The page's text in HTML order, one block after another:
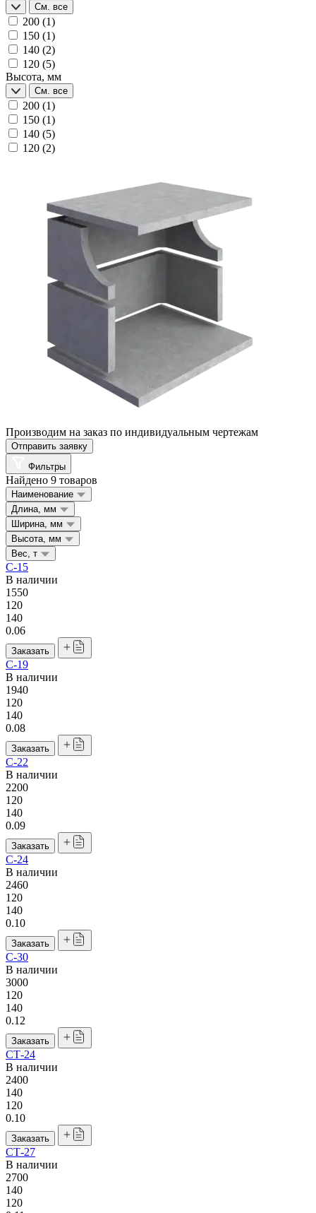
См. все
200 (1)
150 (1)
140 (2)
120 (5)
Высота, мм
См. все
200 (1)
150 (1)
140 (5)
120 (2)
Производим на заказ по индивидуальным чертежам
Отправить заявку
Фильтры
Найдено 9 товаров
Наименование
Длина, мм
Ширина, мм
Высота, мм
Вес, т
С-15
В наличии
1550
120
140
0.06
Заказать
С-19
В наличии
1940
120
140
0.08
Заказать
С-22
В наличии
2200
120
140
0.09
Заказать
С-24
В наличии
2460
120
140
0.10
Заказать
С-30
В наличии
3000
120
140
0.12
Заказать
СТ-24
В наличии
2400
140
120
0.10
Заказать
СТ-27
В наличии
2700
140
120